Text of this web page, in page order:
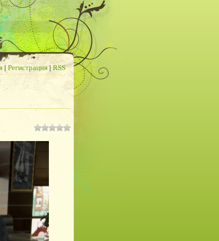
| Регистрация|RSS